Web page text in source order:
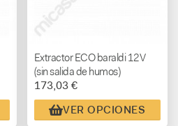
Extractor ECO baraldi 12V
(sin salida de humos)
173,03 €
VER OPCIONES